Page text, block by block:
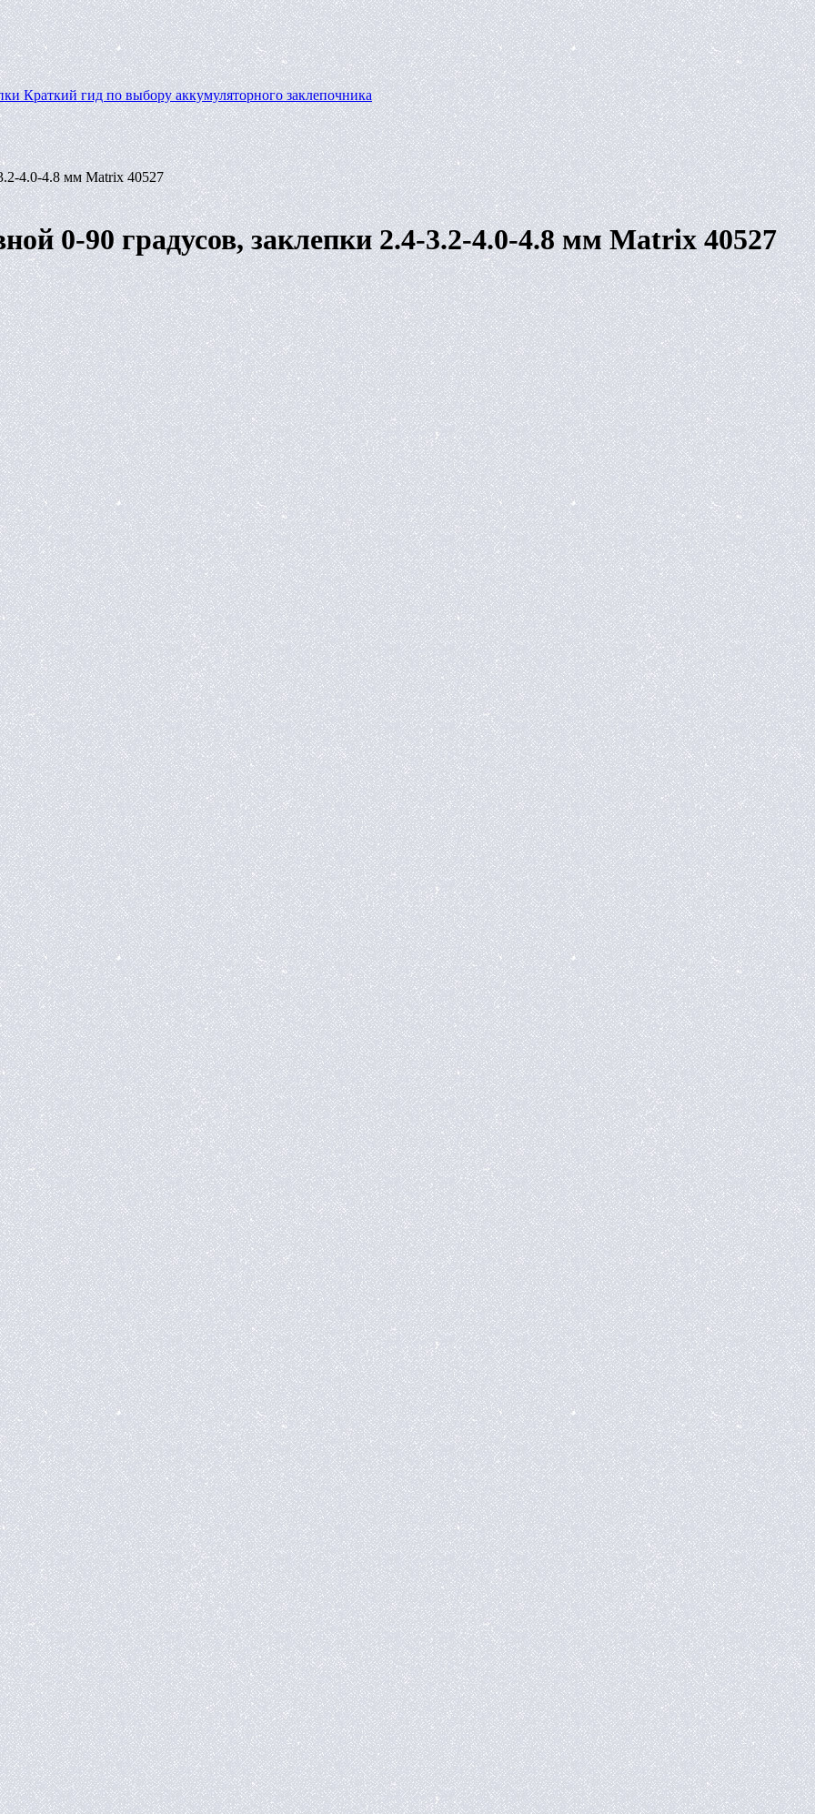
Краткий гид по выбору аккумуляторного заклепочника
4.0-4.8 мм Matrix 40527
0-90 градусов, заклепки 2.4-3.2-4.0-4.8 мм Matrix 40527